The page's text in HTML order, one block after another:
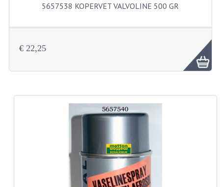
BINNENBANDEN 16-23"
BOUGIES
KABELS
BA7S
BA9S
5657538 KOPERVET VALVOLINE 500 GR
€ 22,25